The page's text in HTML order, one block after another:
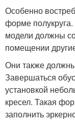
Особенно
форме
модели должны
помещении
Они также
Завершаться
установкой
кресел. Такая
заполнить